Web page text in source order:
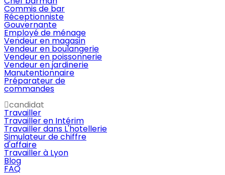
Commis de bar
Réceptionniste
Gouvernante
Employé de ménage
Vendeur en magasin
Vendeur en boulangerie
Vendeur en poissonnerie
Vendeur en jardinerie
Manutentionnaire
Préparateur de
commandes
candidat
Travailler
Travailler en Intérim
Travailler dans L'hotellerie
Simulateur de chiffre
d'affaire
Travailler à Lyon
Blog
FAQ